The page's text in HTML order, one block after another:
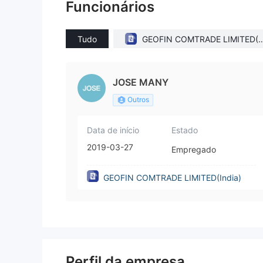
Funcionários
Tudo
GEOFIN COMTRADE
JOSE MANY
Outros
Data de início
2019-03-27
Estado
Empregado
GEOFIN COMTRADE LIMITED(India)